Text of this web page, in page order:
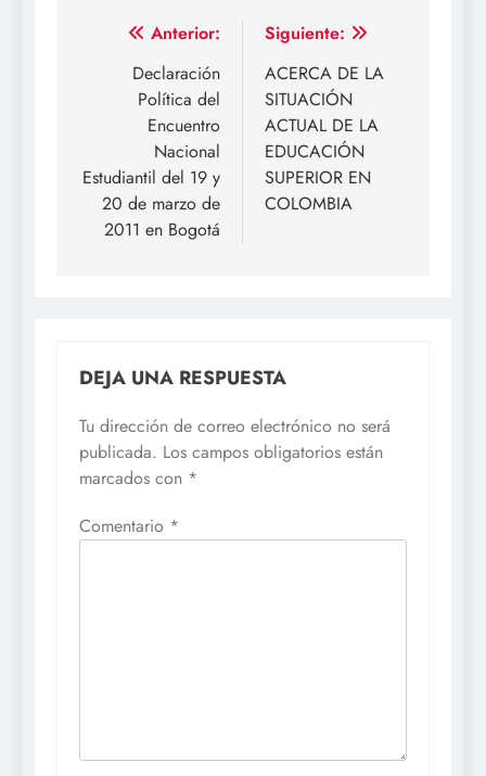
Navegación
entradas
Anterior:
Declaración
Política del
Encuentro
Nacional
Estudiantil del 19 y
20 de marzo de
2011 en Bogotá
Siguiente:
ACERCA DE LA
SITUACIÓN
ACTUAL DE LA
EDUCACIÓN
SUPERIOR EN
COLOMBIA
DEJA UNA RESPUESTA
Tu dirección de correo electrónico no será
publicada. Los campos obligatorios están
marcados con *
Comentario *